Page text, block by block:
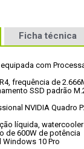
Ficha técnica
com
frequência de
SSD padrão
NVIDIA Quadro
líquida,
de 600W de potência
Windows 10 Pro